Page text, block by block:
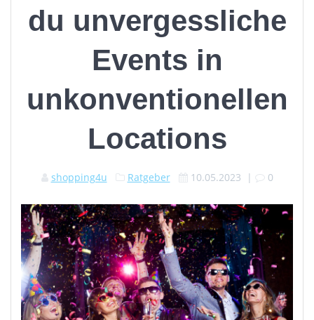
du unvergessliche
Events in
unkonventionellen
Locations
shopping4u Ratgeber 10.05.2023 | 0